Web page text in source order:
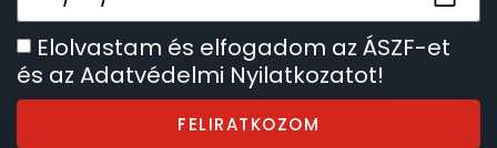
Elolvastam és elfogadom az ÁSZF-et
és az Adatvédelmi Nyilatkozatot!
FELIRATKOZOM